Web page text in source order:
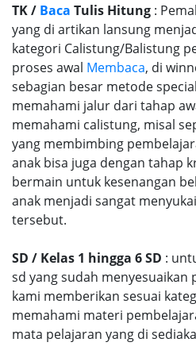
TK / Baca Tulis Hitung :
yang di artikan lansung
kategori Calistung/Balistung
proses awal Membaca, di
sebagian besar metode
memahami jalur dari tahap
memahami calistung, misal
yang membimbing
anak bisa juga dengan tahap
bermain untuk kesenangan
anak menjadi sangat
tersebut.
SD / Kelas 1 hingga 6 SD :
sd yang sudah menyesuaikan
kami memberikan sesuai
memahami materi
mata pelajaran yang di